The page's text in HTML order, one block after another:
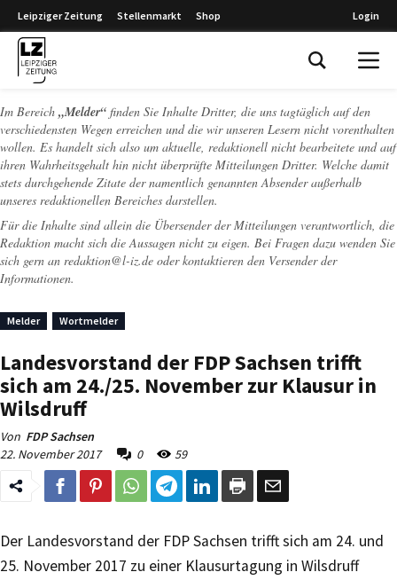
Leipziger Zeitung Stellenmarkt Shop Login
Im Bereich „Melder“ finden Sie Inhalte Dritter, die uns tagtäglich auf den
verschiedensten Wegen erreichen und die wir unseren Lesern nicht vorenthalten
wollen. Es handelt sich also um aktuelle, redaktionell nicht bearbeitete und auf
ihren Wahrheitsgehalt hin nicht überprüfte Mitteilungen Dritter. Welche damit
stets durchgehende Zitate der namentlich genannten Absender außerhalb
unseres redaktionellen Bereiches darstellen.
Für die Inhalte sind allein die Übersender der Mitteilungen verantwortlich, die
Redaktion macht sich die Aussagen nicht zu eigen. Bei Fragen dazu wenden Sie
sich gern an redaktion@l-iz.de oder kontaktieren den Versender der
Informationen.
Melder Wortmelder
Landesvorstand der FDP Sachsen trifft
sich am 24./25. November zur Klausur in
Wilsdruff
Von FDP Sachsen
22. November 2017
0 59
Der Landesvorstand der FDP Sachsen trifft sich am 24. und
25. November 2017 zu einer Klausurtagung in Wilsdruff